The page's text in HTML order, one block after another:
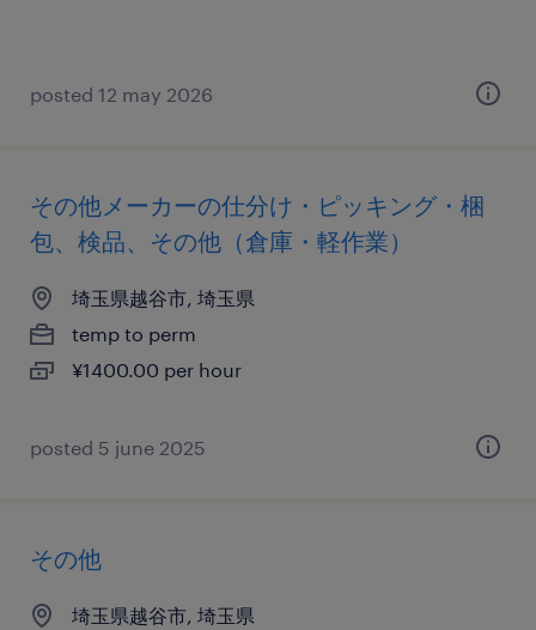
posted 12 may 2026
その他メーカーの仕分け・ピッキング・梱
包、検品、その他（倉庫・軽作業）
埼玉県越谷市, 埼玉県
temp to perm
¥1400.00 per hour
posted 5 june 2025
その他
埼玉県越谷市, 埼玉県